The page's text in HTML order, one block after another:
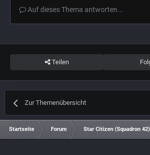
Auf dieses Thema antworten...
Teilen
Zur Themenübersicht
Startseite Forum Star Citizen (Squadron 42)